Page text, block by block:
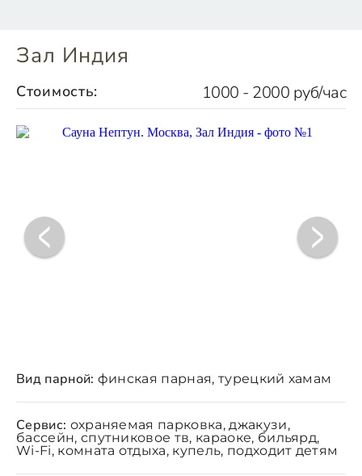
Зал Индия
Стоимость: 1000 - 2000 руб/час
Вид парной: финская парная, турецкий хамам
Сервис: охраняемая парковка, джакузи,
бассейн, спутниковое тв, караоке, бильярд,
Wi-Fi, комната отдыха, купель, подходит детям